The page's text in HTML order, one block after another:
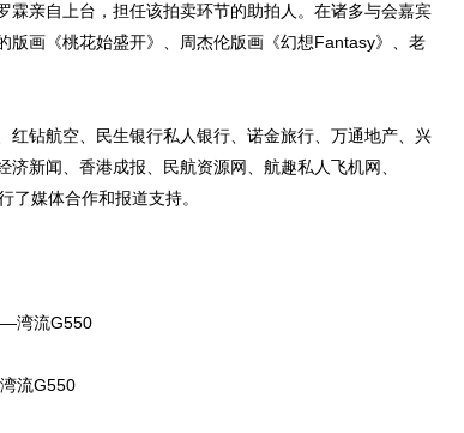
亲自上台，担任该拍卖环节的助拍人。在诸多与会嘉宾
版画《桃花始盛开》、周杰伦版画《幻想Fantasy》、老
钻航空、民生银行私人银行、诺金旅行、万通地产、兴
新闻、香港成报、民航资源网、航趣私人飞机网、
了媒体合作和报道支持。
湾流G550
流G550